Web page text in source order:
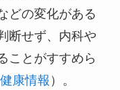
どの変化がある
断せず、内科や
ことがすすめら
康情報 ）。